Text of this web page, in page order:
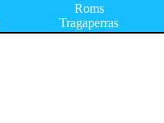
Roms
Tragaperras